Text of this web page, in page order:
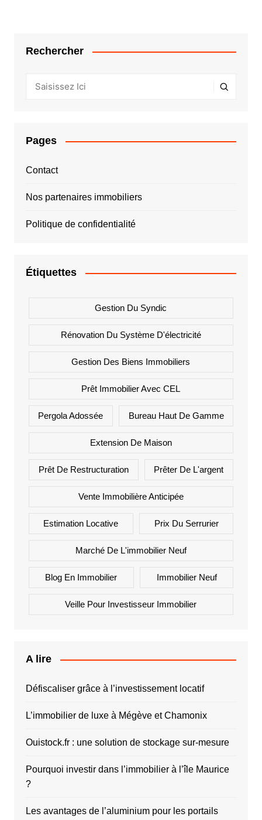
Rechercher
Pages
Contact
Nos partenaires immobiliers
Politique de confidentialité
Étiquettes
Gestion Du Syndic
Rénovation Du Système D'électricité
Gestion Des Biens Immobiliers
Prêt Immobilier Avec CEL
Pergola Adossée Bureau Haut De Gamme
Extension De Maison
Prêt De Restructuration Prêter De L'argent
Vente Immobilière Anticipée
Estimation Locative Prix Du Serrurier
Marché De L'immobilier Neuf
Blog En Immobilier Immobilier Neuf
Veille Pour Investisseur Immobilier
A lire
Défiscaliser grâce à l’investissement locatif
L’immobilier de luxe à Mégève et Chamonix
Ouistock.fr : une solution de stockage sur-mesure
Pourquoi investir dans l’immobilier à l’île Maurice
?
Les avantages de l’aluminium pour les portails